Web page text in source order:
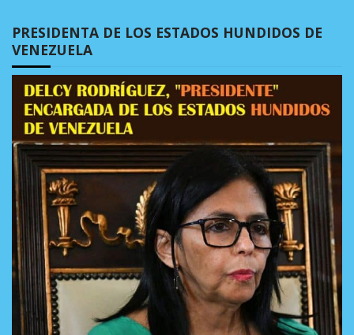
PRESIDENTA DE LOS ESTADOS HUNDIDOS DE
VENEZUELA